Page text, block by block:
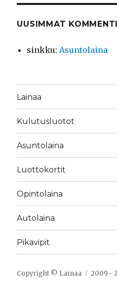
UUSIMMAT
sinkku:Asuntolaina
Lainaa
Kulutusluotot
Asuntolaina
Luottokortit
Opintolaina
Autolaina
Pikavipit
Copyright © Lainaa 2009 -